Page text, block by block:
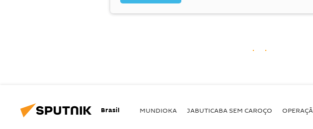
Brasil MUNDIOKA JABUTICABA SEM CAROÇO